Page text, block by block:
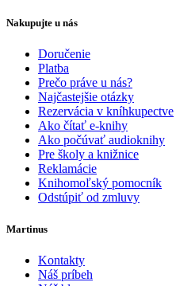
Nakupujte u nás
Doručenie
Platba
Prečo práve u nás?
Najčastejšie otázky
Rezervácia v kníhkupectve
Ako čítať e-knihy
Ako počúvať audioknihy
Pre školy a knižnice
Reklamácie
Knihomoľský pomocník
Odstúpiť od zmluvy
Martinus
Kontakty
Náš príbeh